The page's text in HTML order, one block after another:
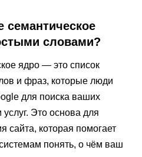
семантическое
словами?
ядро — это список
и фраз, которые люди
для поиска ваших
услуг. Это основа для
сайта, которая помогает
понять, о чём ваш